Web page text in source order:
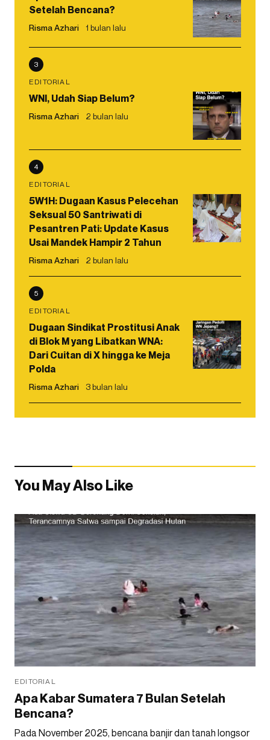
Setelah Bencana?
Risma Azhari 1 bulan lalu
3
EDITORIAL
WNI, Udah Siap Belum?
Risma Azhari 2 bulan lalu
4
EDITORIAL
5W1H: Dugaan Kasus Pelecehan
Seksual 50 Santriwati di
Pesantren Pati: Update Kasus
Usai Mandek Hampir 2 Tahun
Risma Azhari 2 bulan lalu
5
EDITORIAL
Dugaan Sindikat Prostitusi Anak
di Blok M yang Libatkan WNA:
Dari Cuitan di X hingga ke Meja
Polda
Risma Azhari 3 bulan lalu
You May Also Like
EDITORIAL
Apa Kabar Sumatera 7 Bulan Setelah
Bencana?
Pada November 2025, bencana banjir dan tanah longsor